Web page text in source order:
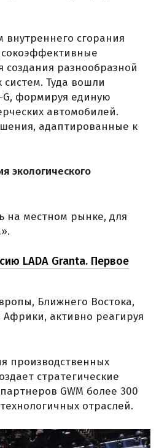
внутреннего сгорания
разнообразной
Туда вошли
G, формируя единую
автомобилей.
адаптированные к
экологического
на местном рынке, для
LADA Granta. Первое
Ближнего Востока,
Африки, активно реагируя
производственных
стратегические
GWM более 300
отраслей.